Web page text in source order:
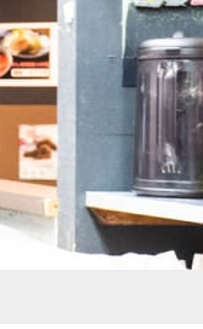
注文
注文
わせ
を
様
セス